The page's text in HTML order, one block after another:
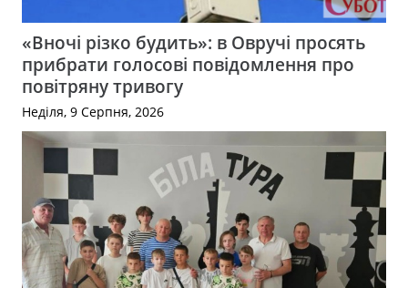
«Вночі різко будить»: в Овручі просять
прибрати голосові повідомлення про
повітряну тривогу
Неділя, 9 Серпня, 2026